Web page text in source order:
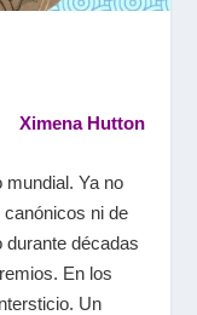
Ximena Hutton
mundial. Ya no
ni de
décadas
En los
Un